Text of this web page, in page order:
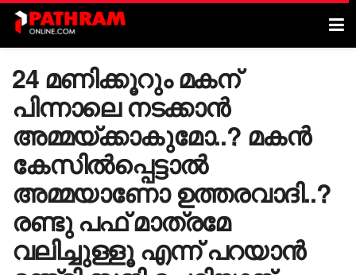
24 മണിക്കൂറും മകന്
പിന്നാലെ നടക്കാൻ
അമ്മയ്ക്കാകുമോ..? മകൻ
കേസിൽപ്പെട്ടാൽ
അമ്മയാണോ ഉത്തരവാദി..?
രണ്ടു പഫ് മാത്രമേ
വലിച്ചുള്ളൂ എന്ന് പറയാൻ